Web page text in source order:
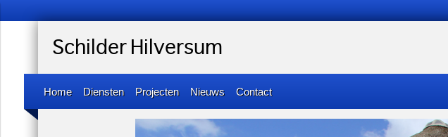
Schilder Hilversum
Home Diensten Projecten Nieuws Contact